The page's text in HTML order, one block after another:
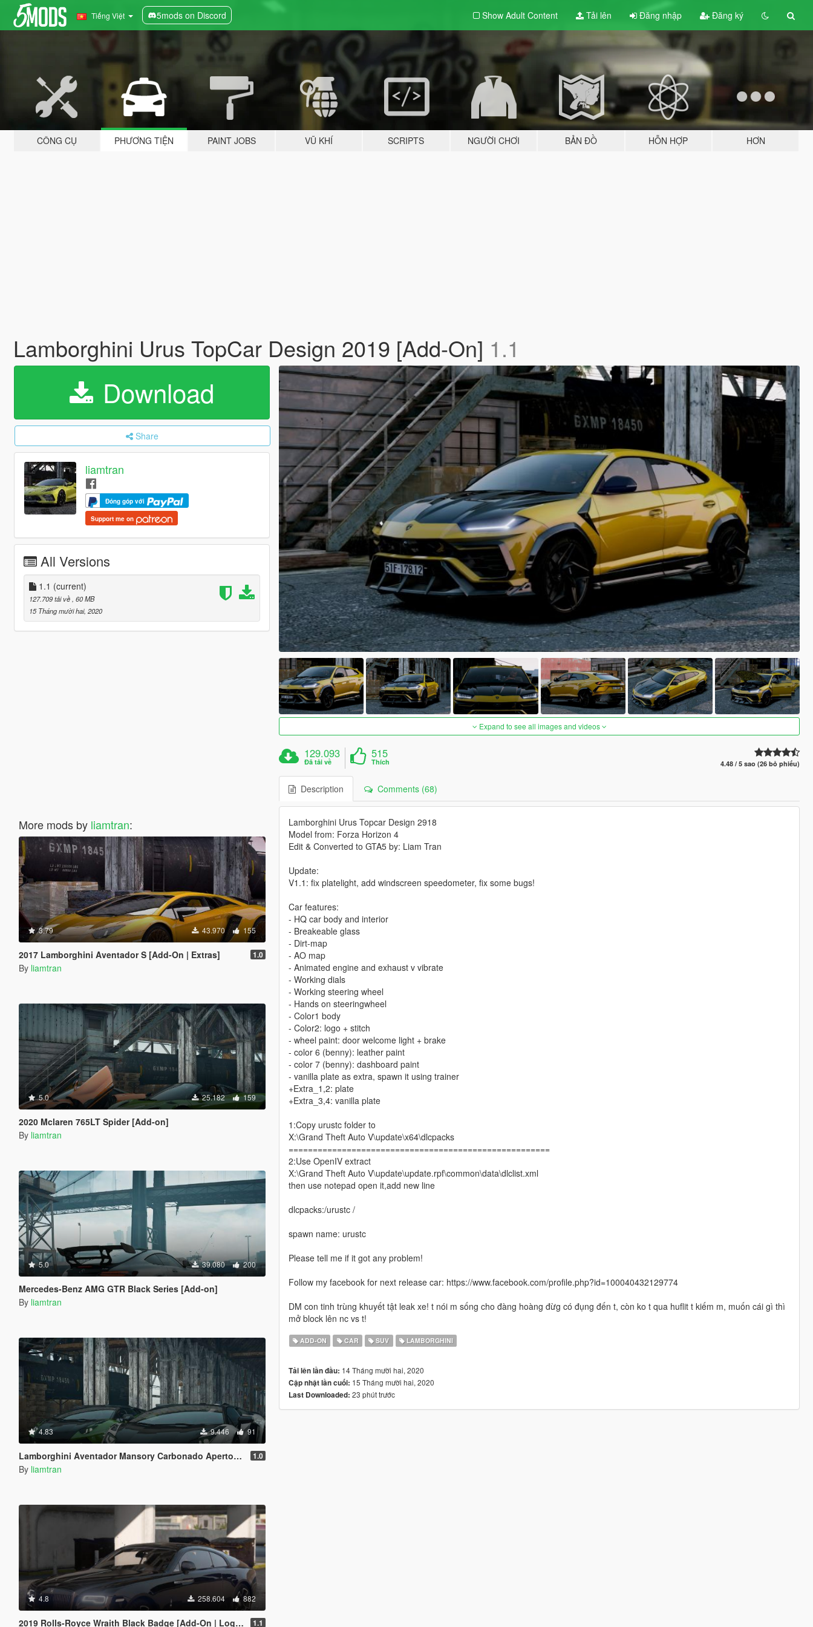
Tiếng Việt 5mods on Discord Show Adult Content Tải lên Đăng nhập Đăng ký
CÔNG CỤ PHƯƠNG TIỆN PAINT JOBS VŨ KHÍ SCRIPTS NGƯỜI CHƠI BẢN ĐỒ HỖN HỢP HƠN
Lamborghini Urus TopCar Design 2019 [Add-On] 1.1
Download
Share
liamtran
Đóng góp với
Support me on
All Versions
1.1 (current)
127.709 tải về, 60 MB
15 Tháng mười hai, 2020
More mods by liamtran:
3.79 43.970 155
2017 Lamborghini Aventador S [Add-On | Extras] 1.0
By liamtran
5.0 25.182 159
2020 Mclaren 765LT Spider [Add-on]
By liamtran
5.0 39.080 200
Mercedes-Benz AMG GTR Black Series [Add-on]
By liamtran
4.83 9.446 91
Lamborghini Aventador Mansory Carbonado Apertos Color vs Carbon [Add-on] 1.0
By liamtran
4.8 258.604 882
2019 Rolls-Royce Wraith Black Badge [Add-On | Logo Animated] 1.1
Expand to see all images and videos
129.093
Đã tải về
515
Thích 4.48 / 5 sao (26 bỏ phiếu)
Description Comments (68)
Lamborghini Urus Topcar Design 2918
Model from: Forza Horizon 4
Edit & Converted to GTA5 by: Liam Tran
Update:
V1.1: fix platelight, add windscreen speedometer, fix some bugs!
Car features:
- HQ car body and interior
- Breakeable glass
- Dirt-map
- AO map
- Animated engine and exhaust v vibrate
- Working dials
- Working steering wheel
- Hands on steeringwheel
- Color1 body
- Color2: logo + stitch
- wheel paint: door welcome light + brake
- color 6 (benny): leather paint
- color 7 (benny): dashboard paint
- vanilla plate as extra, spawn it using trainer
+Extra_1,2: plate
+Extra_3,4: vanilla plate
1:Copy urustc folder to
X:\Grand Theft Auto V\update\x64\dlcpacks
======================================================
2:Use OpenIV extract
X:\Grand Theft Auto V\update\update.rpf\common\data\dlclist.xml
then use notepad open it,add new line
dlcpacks:/urustc /
spawn name: urustc
Please tell me if it got any problem!
Follow my facebook for next release car: https://www.facebook.com/profile.php?id=100040432129774
DM con tinh trùng khuyết tật leak xe! t nói m sống cho đàng hoàng đừg có đụng đến t, còn ko t qua huflit t kiếm m, muốn cái gì thì
mở block lên nc vs t!
ADD-ON CAR SUV LAMBORGHINI
Tải lên lần đầu: 14 Tháng mười hai, 2020
Cập nhật lần cuối: 15 Tháng mười hai, 2020
Last Downloaded: 23 phút trước